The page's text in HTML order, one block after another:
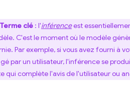
Terme clé : l'inférenceest
C'est le moment où le modèle
Par exemple, si vous avez fourni à
par un utilisateur, l'inférence se
qui complète l'avis de l'utilisateur ou